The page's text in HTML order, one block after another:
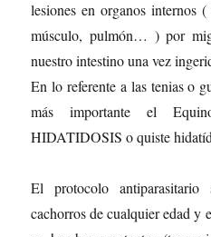
lesiones en organos internos
músculo, pulmón… ) por
nuestro intestino una vez
En lo referente a las tenias o
más importante el
HIDATIDOSIS o quiste
El protocolo
cachorros de cualquier edad y